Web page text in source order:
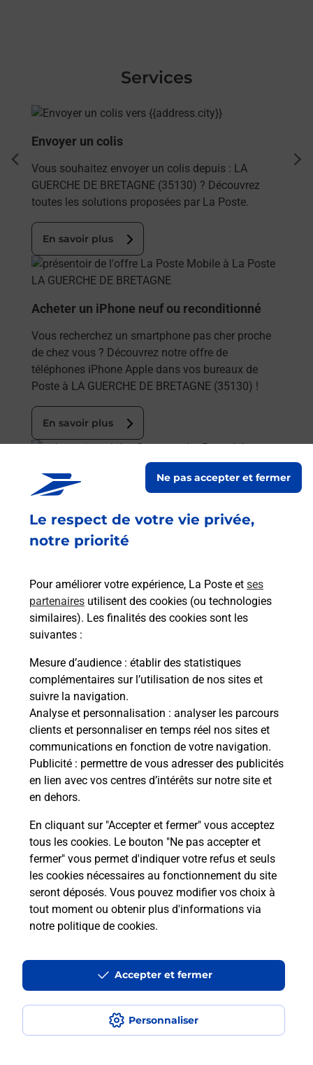
Le respect de votre vie privée,
notre priorité
Pour améliorer votre expérience, La Poste et ses
partenaires utilisent des cookies (ou technologies
similaires). Les finalités des cookies sont les
suivantes :
Mesure d’audience : établir des statistiques
complémentaires sur l’utilisation de nos sites et
suivre la navigation.
Analyse et personnalisation : analyser les parcours
clients et personnaliser en temps réel nos sites et
communications en fonction de votre navigation.
Publicité : permettre de vous adresser des publicités
en lien avec vos centres d’intérêts sur notre site et
en dehors.
En cliquant sur "Accepter et fermer" vous acceptez
tous les cookies. Le bouton "Ne pas accepter et
fermer" vous permet d'indiquer votre refus et seuls
les cookies nécessaires au fonctionnement du site
seront déposés. Vous pouvez modifier vos choix à
tout moment ou obtenir plus d'informations via
notre politique de cookies.
Personnaliser
Ne pas accepter et fermer
Accepter et fermer
Services
En savoir plus
Envoyer un colis
Vous souhaitez envoyer un colis depuis : LA
GUERCHE DE BRETAGNE (35130) ? Découvrez
toutes les solutions proposées par La Poste.
En savoir plus
En savoir plus
Acheter un iPhone neuf ou reconditionné
Vous recherchez un smartphone pas cher proche
de chez vous ? Découvrez notre offre de
téléphones iPhone Apple dans vos bureaux de
Poste à LA GUERCHE DE BRETAGNE (35130) !
En savoir plus
En savoir plus
Acheter un smartphone Samsung
Vous recherchez un smartphone pas cher proche
de chez vous ? Découvrez notre offre de
En savoir plus
En savoir plus
Souscrire à la téléassistance
Besoin d’un système de téléassistance à l’intérieur
et/ou à l’extérieur de votre domicile ? Découvrez
les offres téléalarme dans votre bureau de Poste à
LA GUERCHE DE BRETAGNE.
En savoir plus
LA GUERCHE DE BRETAGNE
LA GUERCHE DE BRETAGNE
Accessibilité : partiellement conforme
Conditions contractuelles
Mentions légales